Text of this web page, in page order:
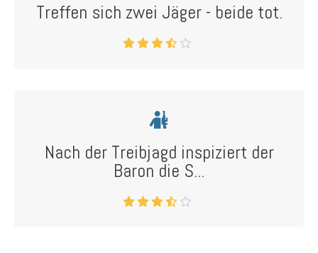
Treffen sich zwei Jäger - beide tot.
Nach der Treibjagd inspiziert der
Baron die S...